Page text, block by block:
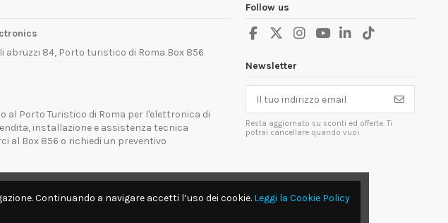
abruzzi 84, Porto turistico di Roma Box 856
al Porto Turistico di Roma per l'elettronica di
installazione e assistenza tecnica
al Box 856 o richiedi un preventivo
/ 14:00 - 18:00
direttamente a bordo.
Follow us
Newsletter
Resta aggiornato su sconti ed offerte. Ti
potrai cancellare quando vuoi.
Continuando a navigare accetti l’uso dei cookie. Leggi la Cookie Policy